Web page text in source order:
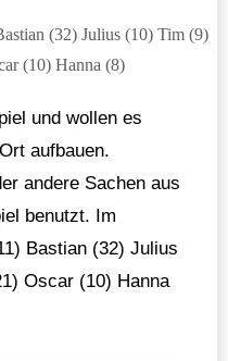
(32) Julius (10) Tim (9)
(10) Hanna (8)
aufbauen.
andere Sachen aus
benutzt. Im
Bastian (32) Julius
Oscar (10) Hanna